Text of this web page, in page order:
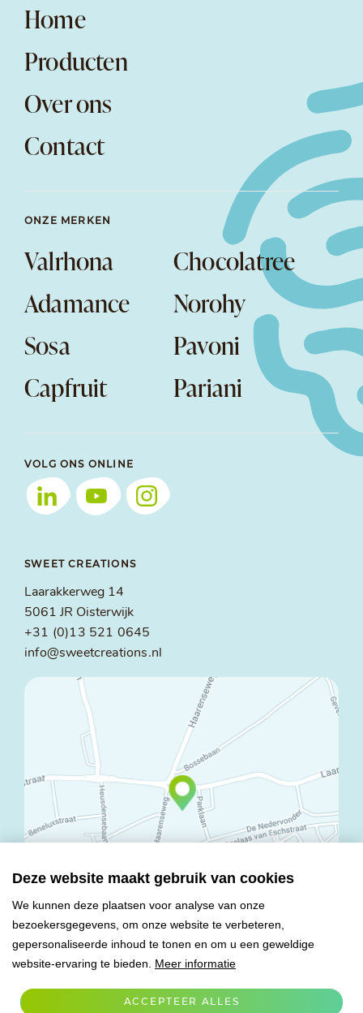
Deze website maakt gebruik van cookies
We kunnen deze plaatsen voor analyse van onze
bezoekersgegevens, om onze website te verbeteren,
gepersonaliseerde inhoud te tonen en om u een geweldige
website-ervaring te bieden. Meer informatie
ACCEPTEER ALLES
Home
Producten
Over ons
Contact
ONZE MERKEN
Valrhona
Chocolatree
Adamance
Norohy
Sosa
Pavoni
Capfruit
Pariani
VOLG ONS ONLINE
SWEET CREATIONS
Laarakkerweg 14
5061 JR Oisterwijk
+31 (0)13 521 0645
info@sweetcreations.nl
© Copyright 2026 Mareco Sweet Creations BV
Alle rechten voorbehouden